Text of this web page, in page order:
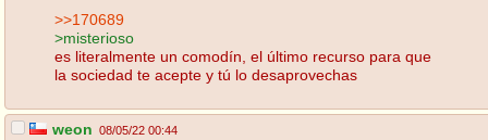
>>170689
>misterioso
es literalmente un comodín, el último recurso para que
la sociedad te acepte y tú lo desaprovechas
weon 08/05/22 00:44